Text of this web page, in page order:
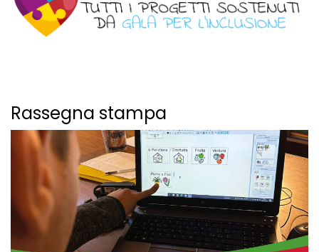
Rassegna stampa